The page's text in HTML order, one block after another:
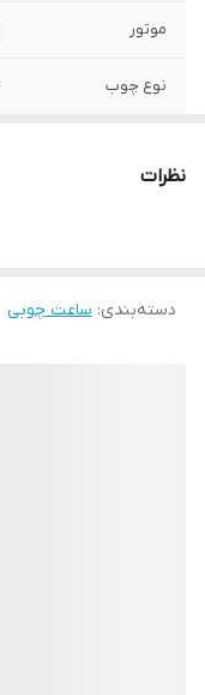
موتور
نوع چوب
نظرات
دسته‌بندی: ساعت چوبی